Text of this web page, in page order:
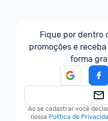
Fique por dentro
promoções e
forma
Ao se cadastrar você
nossa Política de